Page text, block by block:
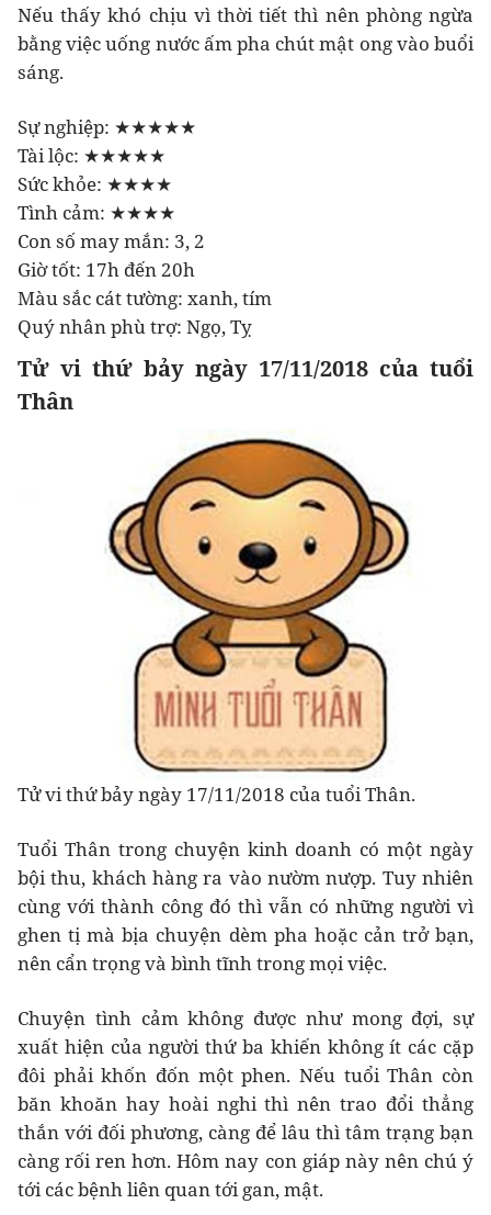
Nếu thấy khó chịu vì thời tiết thì nên phòng ngừa
bằng việc uống nước ấm pha chút mật ong vào buổi
sáng.
Sự nghiệp: ★★★★★
Tài lộc: ★★★★★
Sức khỏe: ★★★★
Tình cảm: ★★★★
Con số may mắn: 3, 2
Giờ tốt: 17h đến 20h
Màu sắc cát tường: xanh, tím
Quý nhân phù trợ: Ngọ, Tỵ
Tử vi thứ bảy ngày 17/11/2018 của tuổi
Thân
Tử vi thứ bảy ngày 17/11/2018 của tuổi Thân.
Tuổi Thân trong chuyện kinh doanh có một ngày
bội thu, khách hàng ra vào nườm nượp. Tuy nhiên
cùng với thành công đó thì vẫn có những người vì
ghen tị mà bịa chuyện dèm pha hoặc cản trở bạn,
nên cẩn trọng và bình tĩnh trong mọi việc.
Chuyện tình cảm không được như mong đợi, sự
xuất hiện của người thứ ba khiến không ít các cặp
đôi phải khốn đốn một phen. Nếu tuổi Thân còn
băn khoăn hay hoài nghi thì nên trao đổi thẳng
thắn với đối phương, càng để lâu thì tâm trạng bạn
càng rối ren hơn. Hôm nay con giáp này nên chú ý
tới các bệnh liên quan tới gan, mật.